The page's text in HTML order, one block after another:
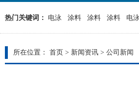
热门关键词： 电泳 涂料 涂料 涂料 电
所在位置： 首页 > 新闻资讯 > 公司新闻